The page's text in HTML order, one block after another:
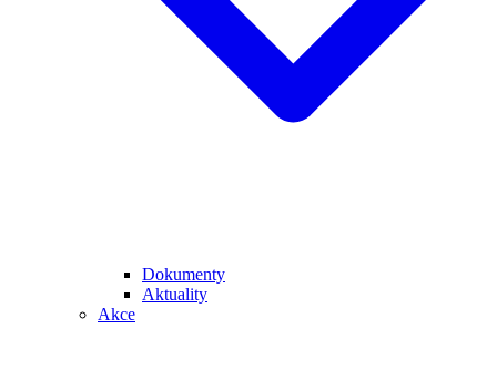
Dokumenty
Aktuality
Akce